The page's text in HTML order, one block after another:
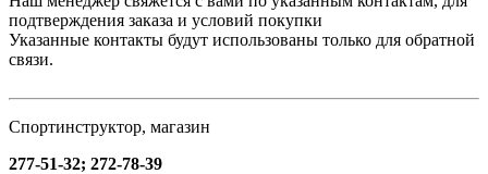
подтверждения заказа и условий покупки
Указанные контакты будут использованы только для обратной
связи.
Спортинструктор, магазин
277-51-32; 272-78-39